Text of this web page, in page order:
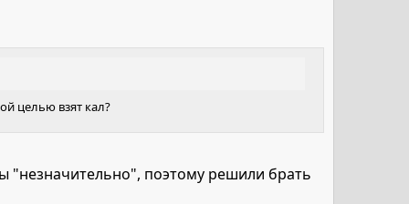
целью взят кал?
"незначительно", поэтому решили брать